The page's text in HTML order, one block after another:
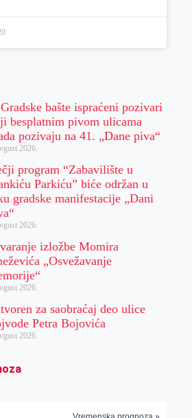
bašte ispraćeni pozivari
besplatnim pivom ulicama
pozivaju na 41. „Dane piva“
2026.
program “Zabavilište u
Parkiću” biće održan u
gradske manifestacije „Dani
2026.
izložbe Momira
„Osvežavanje
2026.
za saobraćaj deo ulice
Petra Bojovića
2026.